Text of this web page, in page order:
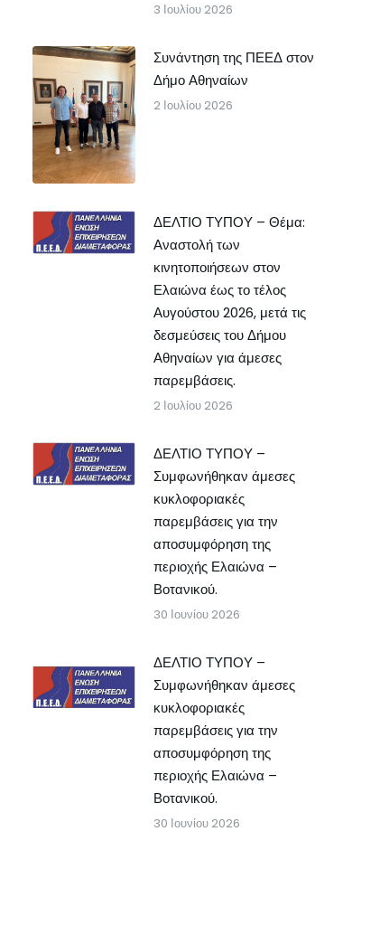
3 Ιουλίου 2026
Συνάντηση της ΠΕΕΔ στον
Δήμο Αθηναίων
2 Ιουλίου 2026
ΔΕΛΤΙΟ ΤΥΠΟΥ – Θέμα:
Αναστολή των
κινητοποιήσεων στον
Ελαιώνα έως το τέλος
Αυγούστου 2026, μετά τις
δεσμεύσεις του Δήμου
Αθηναίων για άμεσες
παρεμβάσεις.
2 Ιουλίου 2026
ΔΕΛΤΙΟ ΤΥΠΟΥ –
Συμφωνήθηκαν άμεσες
κυκλοφοριακές
παρεμβάσεις για την
αποσυμφόρηση της
περιοχής Ελαιώνα –
Βοτανικού.
30 Ιουνίου 2026
ΔΕΛΤΙΟ ΤΥΠΟΥ –
Συμφωνήθηκαν άμεσες
κυκλοφοριακές
παρεμβάσεις για την
αποσυμφόρηση της
περιοχής Ελαιώνα –
Βοτανικού.
30 Ιουνίου 2026